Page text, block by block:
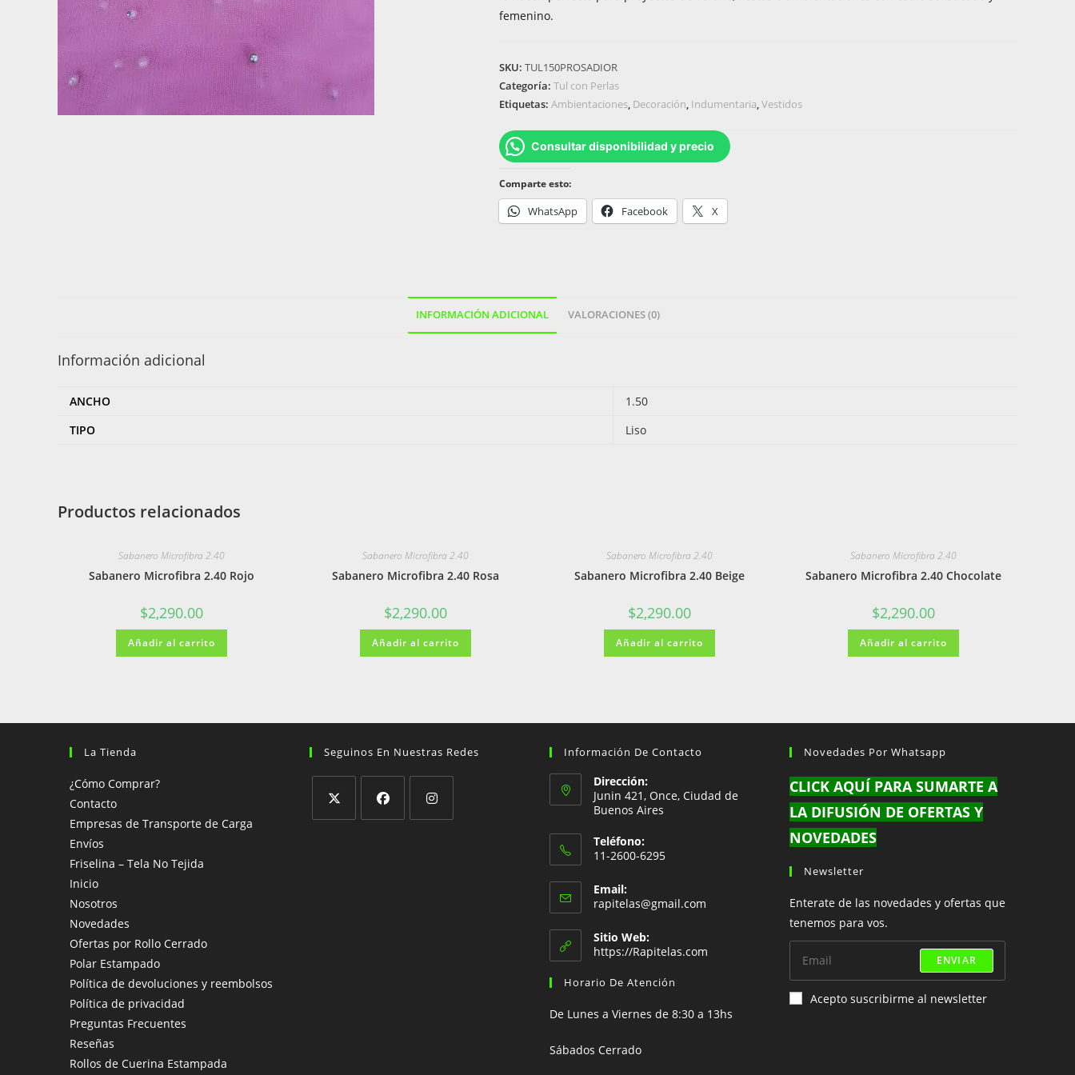
femenino.
SKU: TUL150PROSADIOR
Categoría: Tul con Perlas
Etiquetas: Ambientaciones, Decoración, Indumentaria,Vestidos
Consultar disponibilidad y precio
Comparte esto:
WhatsApp Facebook X
INFORMACIÓN ADICIONAL VALORACIONES (0)
Información adicional
ANCHO
1.50
TIPO
Liso
Productos relacionados
Sabanero Microfibra 2.40
Sabanero Microfibra 2.40 Rojo
$2,290.00
Añadir al carrito
Sabanero Microfibra 2.40
Sabanero Microfibra 2.40 Rosa
$2,290.00
Añadir al carrito
Sabanero Microfibra 2.40
Sabanero Microfibra 2.40 Beige
$2,290.00
Añadir al carrito
Sabanero Microfibra 2.40
Sabanero Microfibra 2.40 Chocolate
$2,290.00
Añadir al carrito
La Tienda
¿Cómo Comprar?
Contacto
Empresas de Transporte de Carga
Envíos
Friselina – Tela No Tejida
Inicio
Nosotros
Novedades
Ofertas por Rollo Cerrado
Polar Estampado
Política de devoluciones y reembolsos
Política de privacidad
Preguntas Frecuentes
Reseñas
Rollos de Cuerina Estampada
Seguinos En Nuestras Redes Información De Contacto
Dirección:
Junin 421, Once, Ciudad de
Buenos Aires
Teléfono:
11-2600-6295
abre
en
tu
aplicación
Email:
rapitelas@gmail.com
aplicación
Sitio Web:
https://Rapitelas.com
Horario De Atención
De Lunes a Viernes de 8:30 a 13hs
Sábados Cerrado
Novedades Por Whatsapp
CLICK AQUÍ PARA SUMARTE A
LA DIFUSIÓN DE OFERTAS Y
NOVEDADES
Newsletter
Enterate de las novedades y ofertas que
tenemos para vos.
ENVIAR
Acepto suscribirme al newsletter